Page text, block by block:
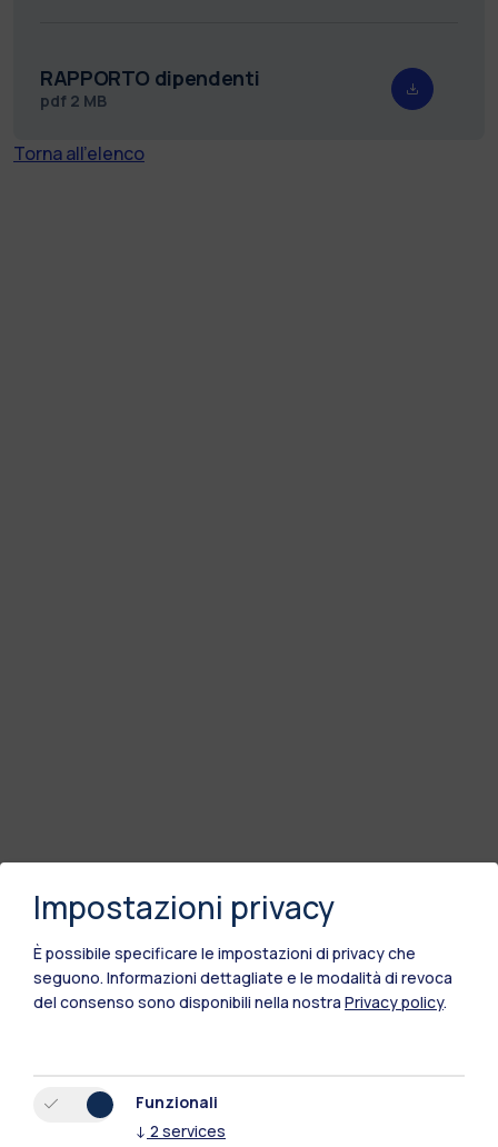
RAPPORTO dipendenti
pdf 2 MB
Torna all'elenco
Impostazioni privacy
È possibile specificare le impostazioni di privacy che
seguono. Informazioni dettagliate e le modalità di revoca
del consenso sono disponibili nella nostra Privacy policy.
Funzionali
↓ 2 services